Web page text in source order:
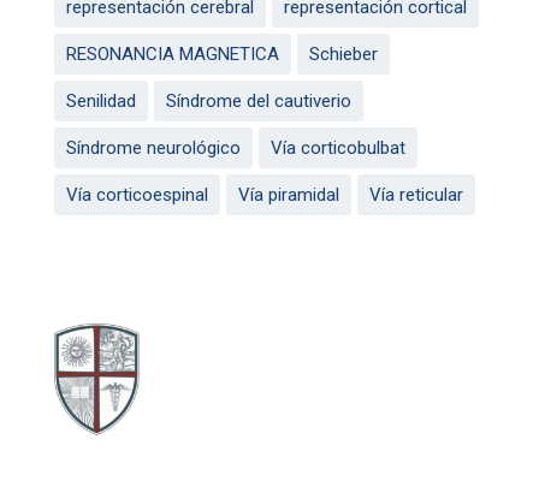
representación cerebral representación cortical
RESONANCIA MAGNETICA Schieber
Senilidad Síndrome del cautiverio
Síndrome neurológico Vía corticobulbat
Vía corticoespinal Vía piramidal Vía reticular